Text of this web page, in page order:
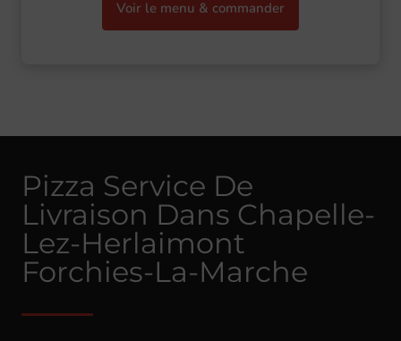
Voir le menu & commander
Pizza Service De
Livraison Dans Chapelle-
Lez-Herlaimont
Forchies-La-Marche